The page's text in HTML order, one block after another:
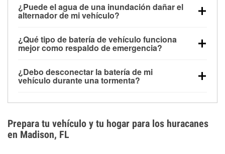
alimentar pequeños accesorios durante un tiempo
limitado, pero el uso repetido sin conducir el vehículo
contar con un equipo de carga de respaldo para
cortes prolongados.
¿Puede el agua de una inundación dañar el
alternador de mi vehículo?
parte baja del compartimento del motor y pueden
dañarse si se sumergen, lo que puede provocar una
días después de la exposición.
¿Qué tipo de batería de vehículo funciona
mejor como respaldo de emergencia?
para aplicaciones de ciclo profundo porque son
selladas, resistentes a las vibraciones y más
¿Debo desconectar la batería de mi
vehículo durante una tormenta?
los daños por inundación. Evitar el agua estancada y
preparar opciones de carga de respaldo son
medidas de protección más efectivas.
Prepara tu vehículo y tu hogar para los huracanes
en Madison, FL